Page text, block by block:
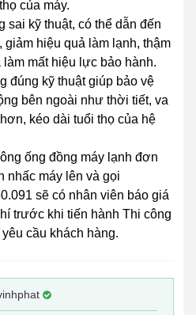
của máy.
sai kỹ thuật, có thể dẫn đến
giảm hiệu quả làm lạnh, thậm
mất hiệu lực bảo hành.
đúng kỹ thuật giúp bảo vệ
bên ngoài như thời tiết, va
kéo dài tuổi thọ của hệ
ống đồng máy lạnh đơn
nhấc máy lên và gọi
sẽ có nhân viên báo giá
trước khi tiến hành Thi công
cầu khách hàng.